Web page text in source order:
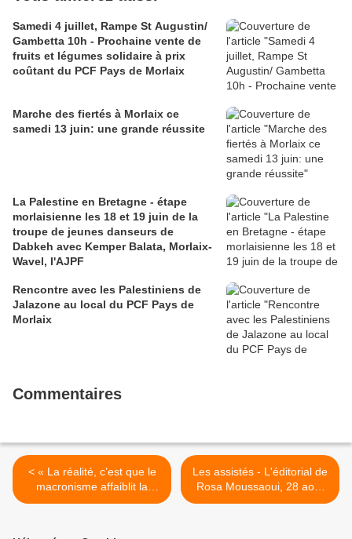
Samedi 4 juillet, Rampe St Augustin/
Gambetta 10h - Prochaine vente de
fruits et légumes solidaire à prix
coûtant du PCF Pays de Morlaix
Marche des fiertés à Morlaix ce
samedi 13 juin: une grande réussite
La Palestine en Bretagne - étape
morlaisienne les 18 et 19 juin de la
troupe de jeunes danseurs de
Dabkeh avec Kemper Balata, Morlaix-
Wavel, l'AJPF
Rencontre avec les Palestiniens de
Jalazone au local du PCF Pays de
Morlaix
Commentaires
< « La réalité, c’est que le
macronisme affaiblit la
France » - Stéphane Peu,
Les assistés - L'éditorial de
Rosa Moussaoui, 28 août
2025 >